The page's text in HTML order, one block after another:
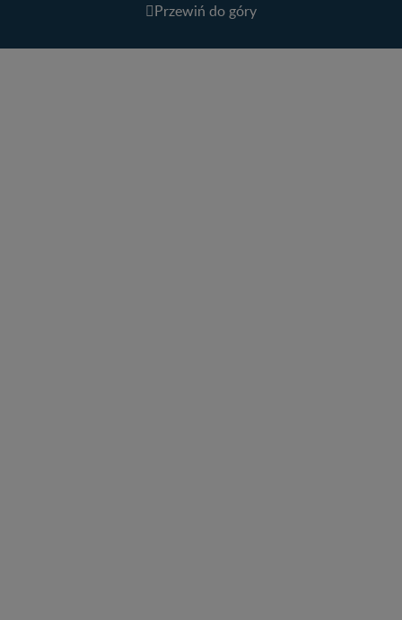
Przewiń do góry